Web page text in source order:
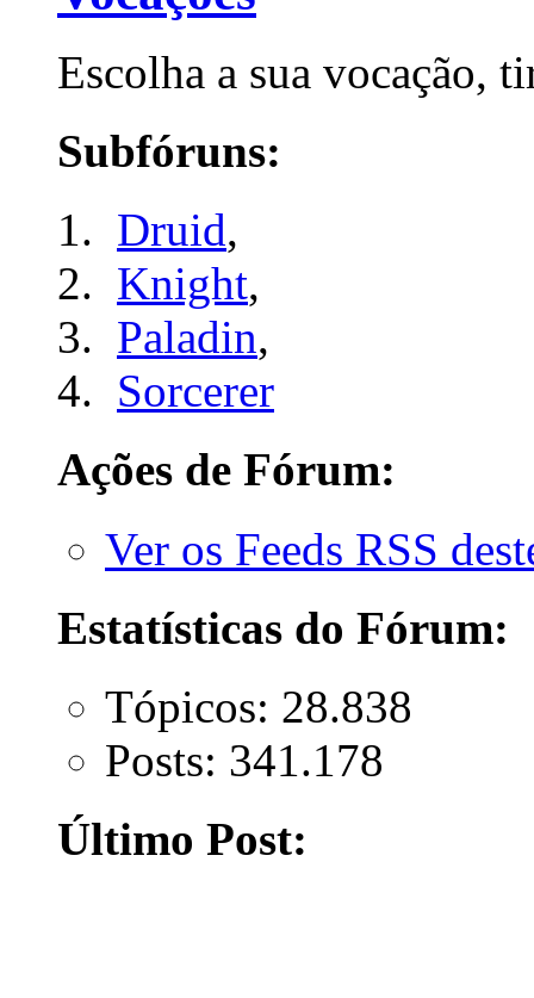
Escolha a sua vocação,
Subfóruns:
Druid,
Knight,
Paladin,
Sorcerer
Ações de Fórum:
Ver os Feeds RSS
Estatísticas do Fórum:
Tópicos: 28.838
Posts: 341.178
Último Post: